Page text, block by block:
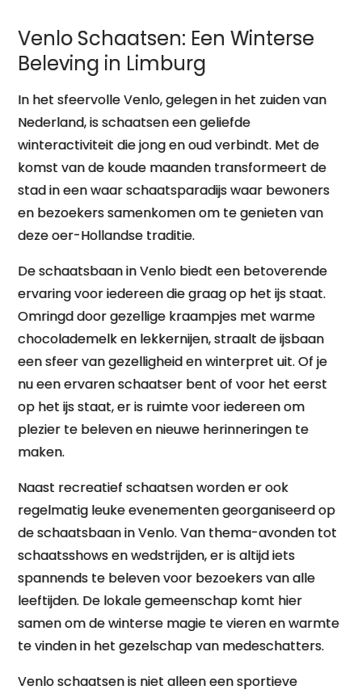
Venlo Schaatsen: Een Winterse
Beleving in Limburg
In het sfeervolle Venlo, gelegen in het zuiden van
Nederland, is schaatsen een geliefde
winteractiviteit die jong en oud verbindt. Met de
komst van de koude maanden transformeert de
stad in een waar schaatsparadijs waar bewoners
en bezoekers samenkomen om te genieten van
deze oer-Hollandse traditie.
De schaatsbaan in Venlo biedt een betoverende
ervaring voor iedereen die graag op het ijs staat.
Omringd door gezellige kraampjes met warme
chocolademelk en lekkernijen, straalt de ijsbaan
een sfeer van gezelligheid en winterpret uit. Of je
nu een ervaren schaatser bent of voor het eerst
op het ijs staat, er is ruimte voor iedereen om
plezier te beleven en nieuwe herinneringen te
maken.
Naast recreatief schaatsen worden er ook
regelmatig leuke evenementen georganiseerd op
de schaatsbaan in Venlo. Van thema-avonden tot
schaatsshows en wedstrijden, er is altijd iets
spannends te beleven voor bezoekers van alle
leeftijden. De lokale gemeenschap komt hier
samen om de winterse magie te vieren en warmte
te vinden in het gezelschap van medeschatters.
Venlo schaatsen is niet alleen een sportieve